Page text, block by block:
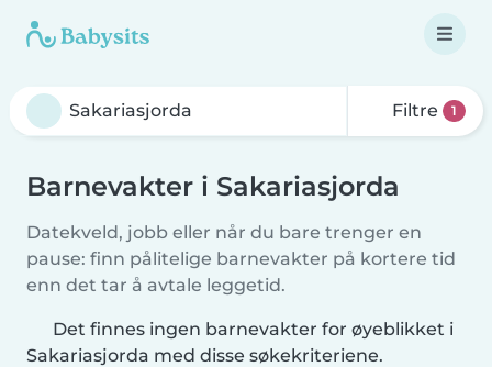
Filtre 1
Barnevakter i Sakariasjorda
Datekveld, jobb eller når du bare trenger en
pause: finn pålitelige barnevakter på kortere tid
enn det tar å avtale leggetid.
Det finnes ingen barnevakter for øyeblikket i
Sakariasjorda med disse søkekriteriene.